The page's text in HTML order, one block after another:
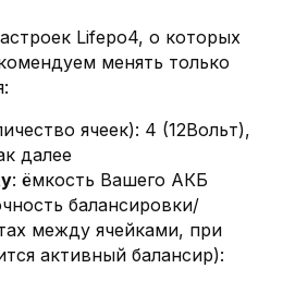
Lifepo4, о которых
менять только
ячеек): 4 (12Вольт),
далее
: ёмкость Вашего АКБ
балансировки/
между ячейками, при
активный балансир):